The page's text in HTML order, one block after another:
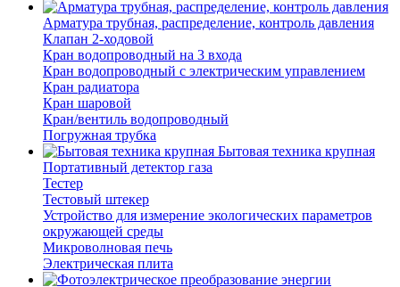
Арматура трубная, распределение, контроль давления
Клапан 2-ходовой
Кран водопроводный на 3 входа
Кран водопроводный с электрическим управлением
Кран радиатора
Кран шаровой
Кран/вентиль водопроводный
Погружная трубка
Бытовая техника крупная
Портативный детектор газа
Тестер
Тестовый штекер
Устройство для измерение экологических параметров
окружающей среды
Микроволновая печь
Электрическая плита